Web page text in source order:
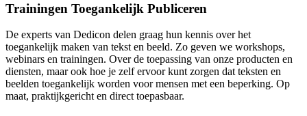
Trainingen Toegankelijk Publiceren
De experts van Dedicon delen graag hun kennis over het
toegankelijk maken van tekst en beeld. Zo geven we workshops,
webinars en trainingen. Over de toepassing van onze producten en
diensten, maar ook hoe je zelf ervoor kunt zorgen dat teksten en
beelden toegankelijk worden voor mensen met een beperking. Op
maat, praktijkgericht en direct toepasbaar.